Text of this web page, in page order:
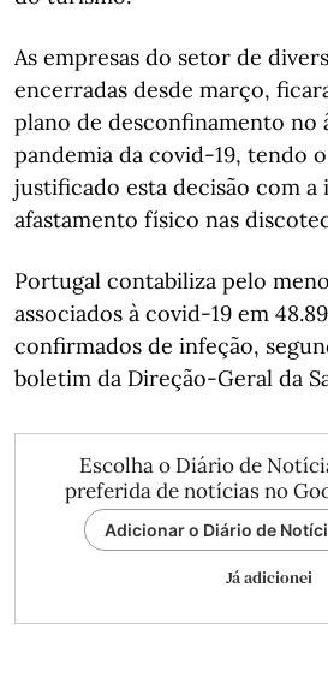
As empresas do setor de
encerradas desde março,
plano de desconfinamento no
pandemia da covid-19, tendo
justificado esta decisão com a
afastamento físico nas
Portugal contabiliza pelo
associados à covid-19 em
confirmados de infeção,
boletim da Direção-Geral da
Escolha o Diário de
preferida de notícias no
Adicionar o Diário de
Já adicionei